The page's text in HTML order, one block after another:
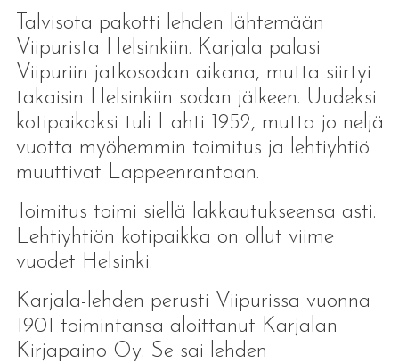
Talvisota pakotti lehden lähtemään
Viipurista Helsinkiin. Karjala palasi
Viipuriin jatkosodan aikana, mutta siirtyi
takaisin Helsinkiin sodan jälkeen. Uudeksi
kotipaikaksi tuli Lahti 1952, mutta jo neljä
vuotta myöhemmin toimitus ja lehtiyhtiö
muuttivat Lappeenrantaan.
Toimitus toimi siellä lakkautukseensa asti.
Lehtiyhtiön kotipaikka on ollut viime
vuodet Helsinki.
Karjala-lehden perusti Viipurissa vuonna
1901 toimintansa aloittanut Karjalan
Kirjapaino Oy. Se sai lehden